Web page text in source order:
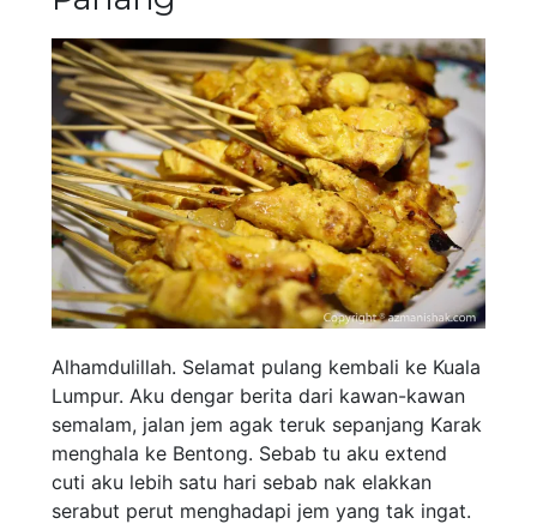
Alhamdulillah. Selamat pulang kembali ke Kuala
Lumpur. Aku dengar berita dari kawan-kawan
semalam, jalan jem agak teruk sepanjang Karak
menghala ke Bentong. Sebab tu aku extend
cuti aku lebih satu hari sebab nak elakkan
serabut perut menghadapi jem yang tak ingat.